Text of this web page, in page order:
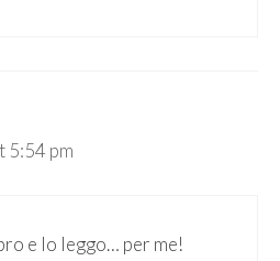
5:54 pm
e lo leggo… per me!